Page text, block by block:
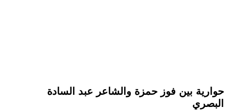
حوارية بين فوز حمزة والشاعر عبد السادة
البصري